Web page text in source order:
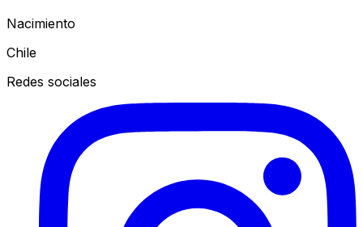
Nacimiento
Chile
Redes sociales